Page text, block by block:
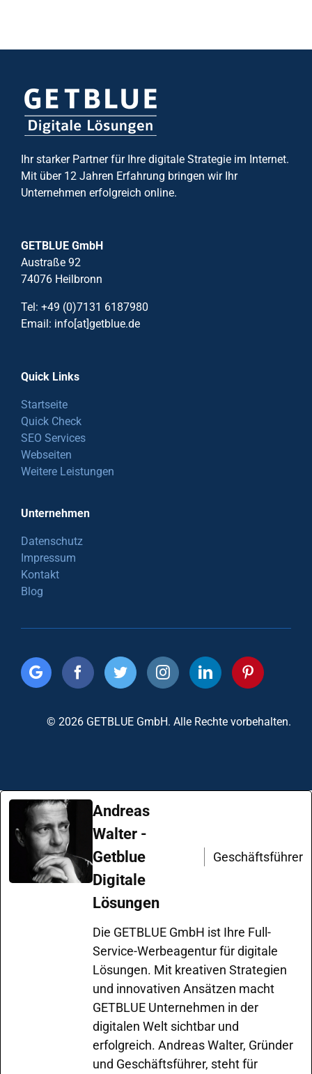
Ihr starker Partner für Ihre digitale Strategie im Internet.
Mit über 12 Jahren Erfahrung bringen wir Ihr
Unternehmen erfolgreich online.
GETBLUE GmbH
Austraße 92
74076 Heilbronn
Tel: +49 (0)7131 6187980
Email: info[at]getblue.de
Quick Links
Startseite
Quick Check
SEO Services
Webseiten
Weitere Leistungen
Unternehmen
Datenschutz
Impressum
Kontakt
Blog
© 2026 GETBLUE GmbH. Alle Rechte vorbehalten.
Andreas
Walter -
Getblue
Digitale
Lösungen
Geschäftsführer
Die GETBLUE GmbH ist Ihre Full-
Service-Werbeagentur für digitale
Lösungen. Mit kreativen Strategien
und innovativen Ansätzen macht
GETBLUE Unternehmen in der
digitalen Welt sichtbar und
erfolgreich. Andreas Walter, Gründer
und Geschäftsführer, steht für